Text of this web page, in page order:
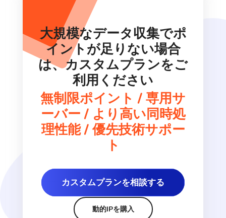
大規模なデータ収集でポ
イントが足りない場合
は、カスタムプランをご
利用ください
無制限ポイント / 専用サ
ーバー / より高い同時処
理性能 / 優先技術サポー
ト
カスタムプランを相談する
動的IPを購入